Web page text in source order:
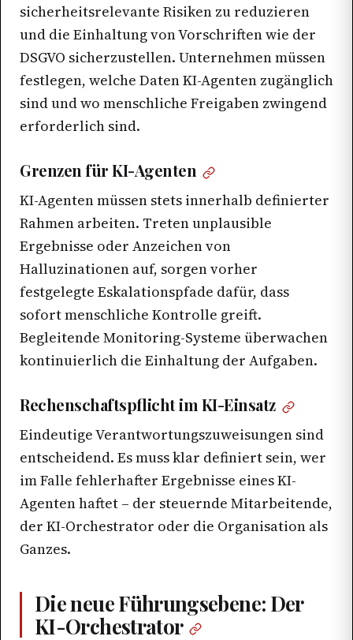
sicherheitsrelevante Risiken zu reduzieren
und die Einhaltung von Vorschriften wie der
DSGVO sicherzustellen. Unternehmen müssen
festlegen, welche Daten KI-Agenten zugänglich
sind und wo menschliche Freigaben zwingend
erforderlich sind.
Grenzen für KI-Agenten
KI-Agenten müssen stets innerhalb definierter
Rahmen arbeiten. Treten unplausible
Ergebnisse oder Anzeichen von
Halluzinationen auf, sorgen vorher
festgelegte Eskalationspfade dafür, dass
sofort menschliche Kontrolle greift.
Begleitende Monitoring-Systeme überwachen
kontinuierlich die Einhaltung der Aufgaben.
Rechenschaftspflicht im KI-Einsatz
Eindeutige Verantwortungszuweisungen sind
entscheidend. Es muss klar definiert sein, wer
im Falle fehlerhafter Ergebnisse eines KI-
Agenten haftet – der steuernde Mitarbeitende,
der KI-Orchestrator oder die Organisation als
Ganzes.
Die neue Führungsebene: Der
KI-Orchestrator